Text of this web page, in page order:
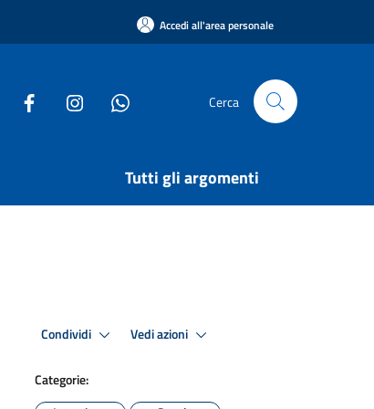
Accedi all'area personale
Cerca
Tutti gli argomenti
Condividi Vedi azioni
Categorie: